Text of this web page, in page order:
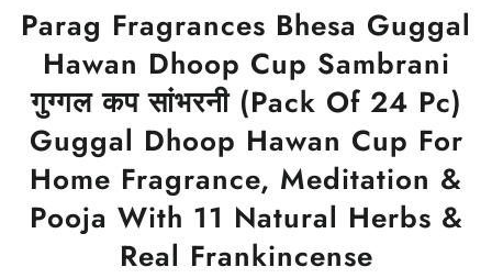
Parag Fragrances Bhesa Guggal
Hawan Dhoop Cup Sambrani
गुग्गल कप सांभरनी (Pack Of 24 Pc)
Guggal Dhoop Hawan Cup For
Home Fragrance, Meditation &
Pooja With 11 Natural Herbs &
Real Frankincense